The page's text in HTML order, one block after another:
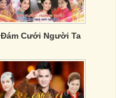
Đám Cưới Người Ta